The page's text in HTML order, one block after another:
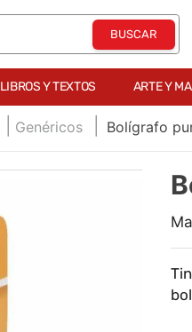
LIBROS Y TEXTOS ARTE Y
Genéricos Bolígrafo